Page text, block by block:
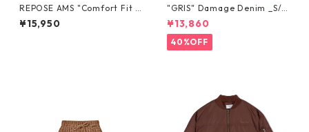
REPOSE AMS "Comfort Fit P
ants " 4Y-16Y
¥15,950
"GRIS" Damage Denim _S/M
size GR25AW-PT002
¥13,860
40%OFF